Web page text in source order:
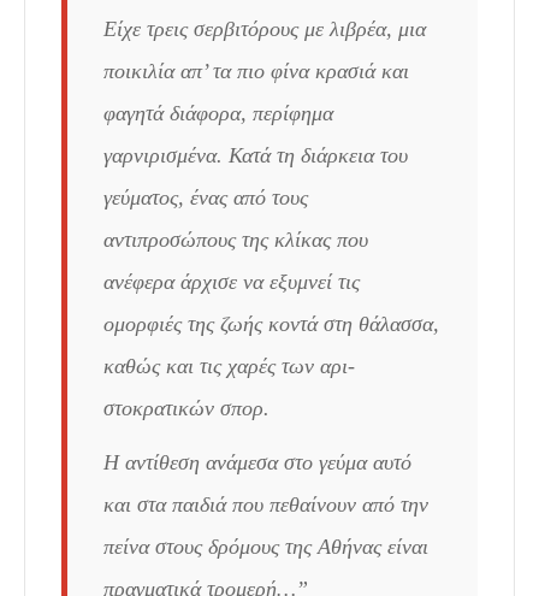
Είχε τρεις σερβιτόρους με λιβρέα, μια
ποικιλία απ’ τα πιο φίνα κρασιά και
φα­γητά διάφορα, περίφημα
γαρνιρισμένα. Κατά τη διάρκεια του
γεύματος, ένας από τους
αντιπροσώπους της κλίκας που
ανέφερα άρχισε να εξυμνεί τις
ομορφιές της ζωής κοντά στη θάλασσα,
καθώς και τις χαρές των αρι­
στοκρατικών σπορ.
Η αντίθεση ανάμεσα στο γεύμα αυτό
και στα παιδιά που πεθαίνουν από την
πείνα στους δρόμους της Αθήνας είναι
πραγματικά τρομερή…”